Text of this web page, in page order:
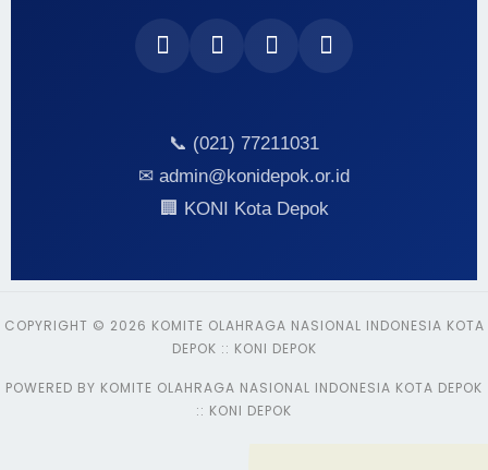
📞 (021) 77211031
✉ admin@konidepok.or.id
🏢 KONI Kota Depok
COPYRIGHT © 2026 KOMITE OLAHRAGA NASIONAL INDONESIA KOTA
DEPOK :: KONI DEPOK
POWERED BY KOMITE OLAHRAGA NASIONAL INDONESIA KOTA DEPOK
:: KONI DEPOK